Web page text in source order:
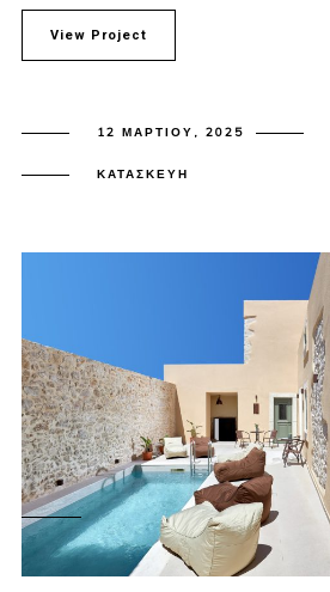
View Project
12 ΜΑΡΤΊΟΥ, 2025
ΚΑΤΑΣΚΕΥΉ